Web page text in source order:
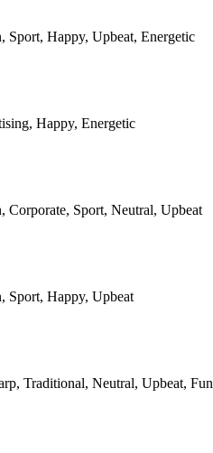
Sport, Happy, Upbeat, Energetic
Happy, Energetic
Corporate, Sport, Neutral, Upbeat
Sport, Happy, Upbeat
Traditional, Neutral, Upbeat, Fun